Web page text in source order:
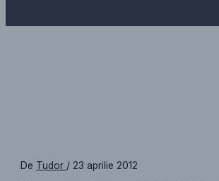
De Tudor / 23 aprilie 2012